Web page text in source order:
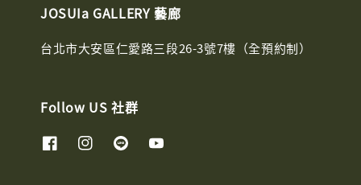
JOSUIa GALLERY 藝廊
台北市大安區仁愛路三段26-3號7樓（全預約制）
Follow US 社群